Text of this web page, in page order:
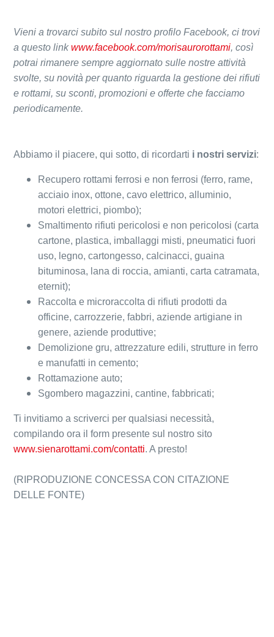
Vieni a trovarci subito sul nostro profilo Facebook, ci trovi
a questo linkwww.facebook.com/morisaurorottami, così
potrai rimanere sempre aggiornato sulle nostre attività
svolte, su novità per quanto riguarda la gestione dei rifiuti
e rottami, su sconti, promozioni e offerte che facciamo
periodicamente.
Abbiamo il piacere, qui sotto, di ricordarti i nostri servizi:
Recupero rottami ferrosi e non ferrosi (ferro, rame,
acciaio inox, ottone, cavo elettrico, alluminio,
motori elettrici, piombo);
Smaltimento rifiuti pericolosi e non pericolosi (carta
cartone, plastica, imballaggi misti, pneumatici fuori
uso, legno, cartongesso, calcinacci, guaina
bituminosa, lana di roccia, amianti, carta catramata,
eternit);
Raccolta e microraccolta di rifiuti prodotti da
officine, carrozzerie, fabbri, aziende artigiane in
genere, aziende produttive;
Demolizione gru, attrezzature edili, strutture in ferro
e manufatti in cemento;
Rottamazione auto;
Sgombero magazzini, cantine, fabbricati;
Ti invitiamo a scriverci per qualsiasi necessità,
compilando ora il form presente sul nostro sito
www.sienarottami.com/contatti. A presto!
(RIPRODUZIONE CONCESSA CON CITAZIONE
DELLE FONTE)